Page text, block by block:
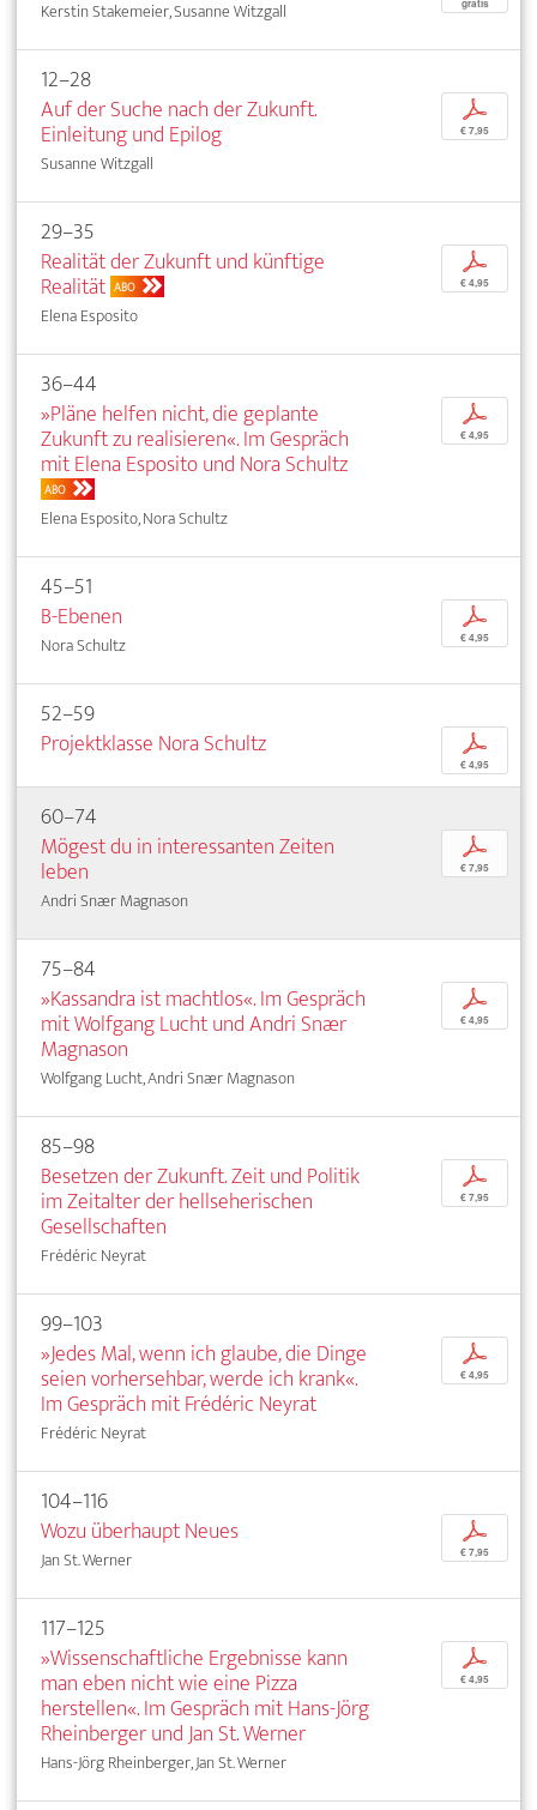
Kerstin Stakemeier, Susanne Witzgall gratis
12–28
Auf der Suche nach der Zukunft.
Einleitung und Epilog
Susanne Witzgall
p
€ 7,95
29–35
Realität der Zukunft und künftige
Realität ABO
Elena Esposito
p
€ 4,95
36–44
»Pläne helfen nicht, die geplante
Zukunft zu realisieren«. Im Gespräch
mit Elena Esposito und Nora Schultz
ABO
Elena Esposito, Nora Schultz
p
€ 4,95
45–51
B-Ebenen
Nora Schultz
p
€ 4,95
52–59
Projektklasse Nora Schultz
p
€ 4,95
60–74
Mögest du in interessanten Zeiten
leben
Andri Snær Magnason
p
€ 7,95
75–84
»Kassandra ist machtlos«. Im Gespräch
mit Wolfgang Lucht und Andri Snær
Magnason
Wolfgang Lucht, Andri Snær Magnason
p
€ 4,95
85–98
Besetzen der Zukunft. Zeit und Politik
im Zeitalter der hellseherischen
Gesellschaften
Frédéric Neyrat
p
€ 7,95
99–103
»Jedes Mal, wenn ich glaube, die Dinge
seien vorhersehbar, werde ich krank«.
Im Gespräch mit Frédéric Neyrat
Frédéric Neyrat
p
€ 4,95
104–116
Wozu überhaupt Neues
Jan St. Werner
p
€ 7,95
117–125
»Wissenschaftliche Ergebnisse kann
man eben nicht wie eine Pizza
herstellen«. Im Gespräch mit Hans-Jörg
Rheinberger und Jan St. Werner
Hans-Jörg Rheinberger, Jan St. Werner
p
€ 4,95